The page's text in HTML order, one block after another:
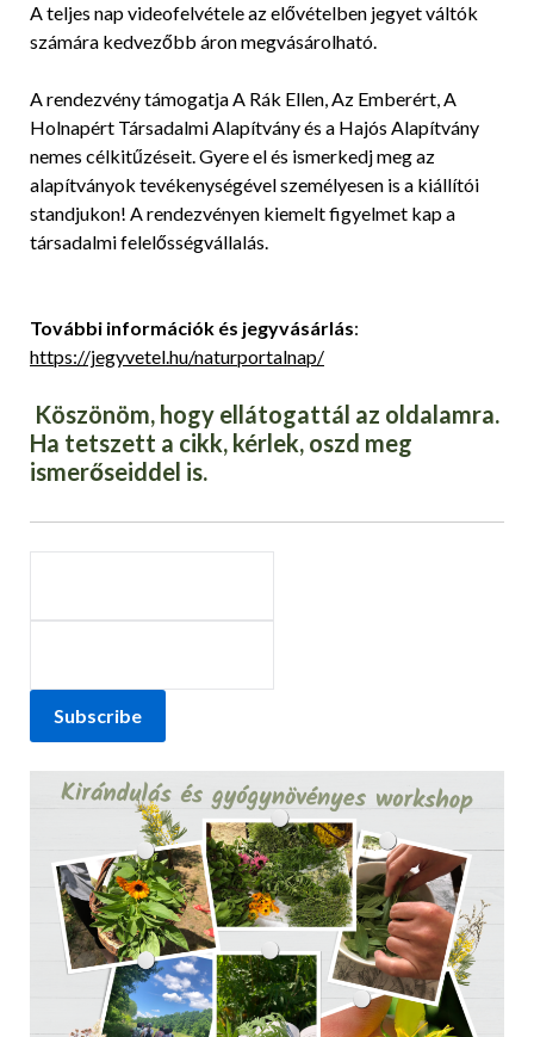
A teljes nap videofelvétele az elővételben jegyet váltók
számára kedvezőbb áron megvásárolható.
A rendezvény támogatja A Rák Ellen, Az Emberért, A
Holnapért Társadalmi Alapítvány és a Hajós Alapítvány
nemes célkitűzéseit. Gyere el és ismerkedj meg az
alapítványok tevékenységével személyesen is a kiállítói
standjukon! A rendezvényen kiemelt figyelmet kap a
társadalmi felelősségvállalás.
További információk és jegyvásárlás:
https://jegyvetel.hu/naturportalnap/
Köszönöm, hogy ellátogattál az oldalamra.
Ha tetszett a cikk, kérlek, oszd meg
ismerőseiddel is.
Subscribe